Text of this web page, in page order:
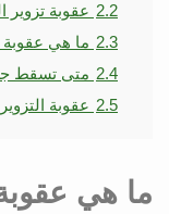
2.2 عقوبة تزوير
2.3 ما هي عقوبة
2.4 متى تسقط
2.5 عقوبة
ما هي